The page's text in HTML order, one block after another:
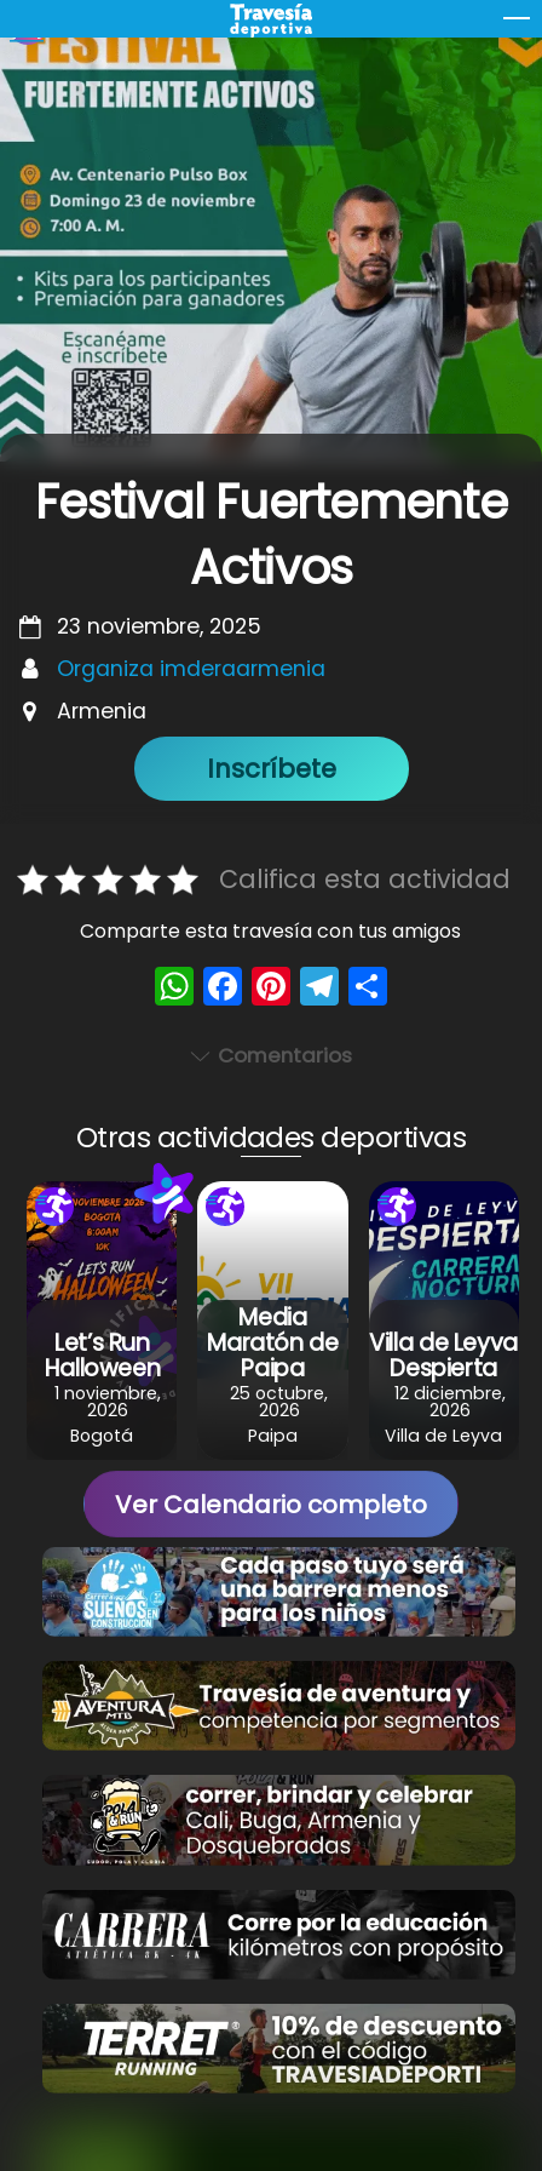
to
content
Festival Fuertemente
Activos
23 noviembre, 2025
Organiza imderaarmenia
Armenia
Inscríbete
Califica esta actividad
Comparte esta travesía con tus amigos
W
h
a
A
p
p
F
a
c
b
o
o
k
Pi
nt
er
st
T
el
e
a
m
Comentarios
Otras actividades deportivas
Let’s Run
Halloween
1 noviembre,
2026
Bogotá
Media
Maratón de
Paipa
25 octubre,
2026
Paipa
Villa de Leyva
Despierta
12 diciembre,
2026
Villa de Leyva
Ver Calendario completo